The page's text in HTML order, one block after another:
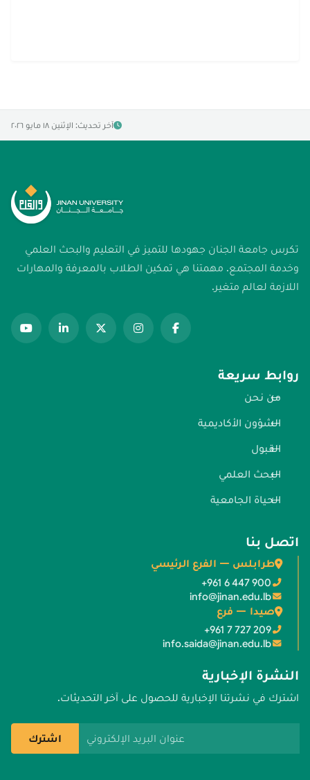
آخر تحديث: الإثنين ١٨ مايو ٢٠٢٦
تكرس جامعة الجنان جهودها للتميز في التعليم والبحث العلمي
وخدمة المجتمع. مهمتنا هي تمكين الطلاب بالمعرفة والمهارات
اللازمة لعالم متغير.
روابط سريعة
من نحن
الشؤون الأكاديمية
القبول
البحث العلمي
الحياة الجامعية
اتصل بنا
طرابلس — الفرع الرئيسي
+961 6 447 900
info@jinan.edu.lb
صيدا — فرع
+961 7 727 209
info.saida@jinan.edu.lb
النشرة الإخبارية
اشترك في نشرتنا الإخبارية للحصول على آخر التحديثات.
اشترك